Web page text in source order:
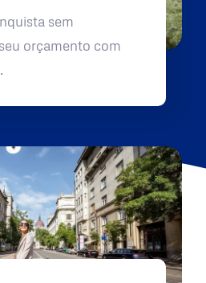
sem
orçamento com